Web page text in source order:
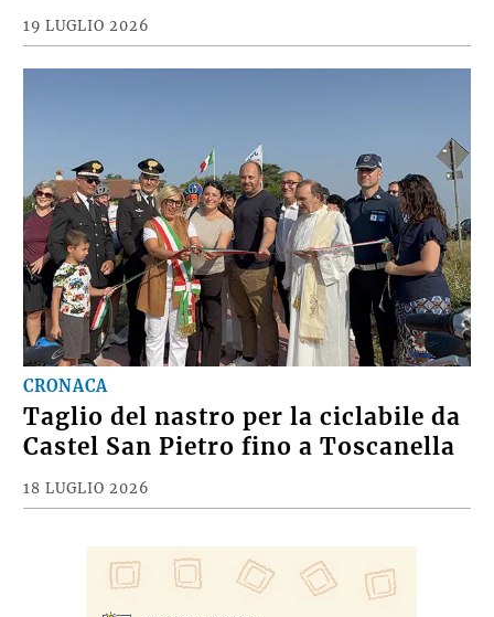
19 LUGLIO 2026
CRONACA
Taglio del nastro per la ciclabile da
Castel San Pietro fino a Toscanella
18 LUGLIO 2026